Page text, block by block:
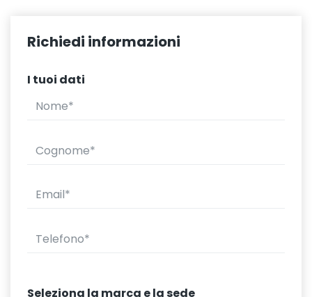
Richiedi informazioni
I tuoi dati
Seleziona la marca e la sede